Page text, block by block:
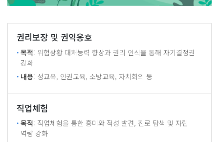
권리보장 및 권익옹호
· 목적: 위험상황 대처능력 향상과 권리 인식을 통해 자기결정권
강화
· 내용: 성교육, 인권교육, 소방교육, 자치회의 등
직업체험
· 목적: 직업체험을 통한 흥미와 적성 발견, 진로 탐색 및 자립
역량 강화